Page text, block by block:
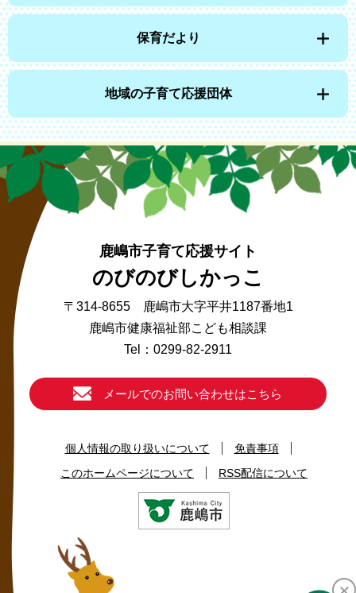
保育だより
地域の子育て応援団体
鹿嶋市子育て応援サイト
のびのびしかっこ
〒314-8655 鹿嶋市大字平井1187番地1
鹿嶋市健康福祉部こども相談課
Tel：0299-82-2911
メールでのお問い合わせはこちら
個人情報の取り扱いについて
免責事項
このホームページについて
RSS配信について